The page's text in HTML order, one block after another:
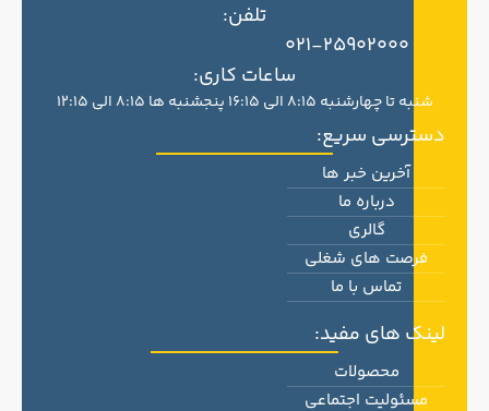
تلفن:
021-25902000
ساعات کاری:
شنبه تا چهارشنبه 8:15 الی 16:15 پنجشنبه ها 8:15 الی 12:15
دسترسی سریع:
آخرین خبر ها
درباره ما
گالری
فرصت های شغلی
تماس با ما
لینک های مفید:
محصولات
مسئولیت اجتماعی